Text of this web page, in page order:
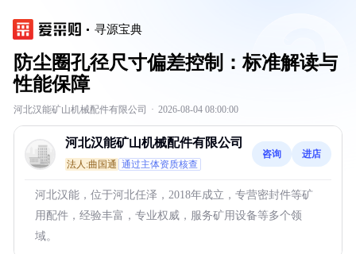
寻源宝典
防尘圈孔径尺寸偏差控制：标准解读与
性能保障
河北汉能矿山机械配件有限公司 · 2026-08-04 08:00:00
河北汉能矿山机械配件有限公司
法人:曲国通 通过主体资质核查
咨询 进店
河北汉能，位于河北任泽，2018年成立，专营密封件等矿
用配件，经验丰富，专业权威，服务矿用设备等多个领
域。